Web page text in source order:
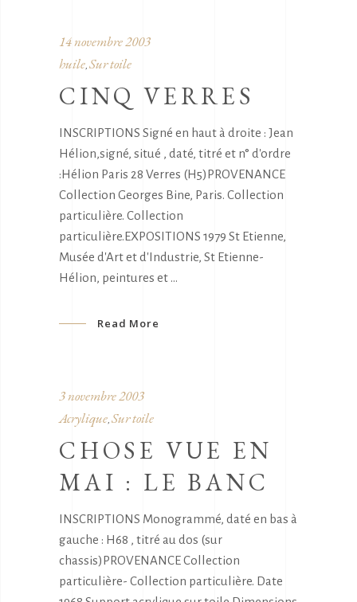
14 novembre 2003
huile Sur toile
CINQ VERRES
INSCRIPTIONS Signé en haut à droite : Jean
Hélion,signé, situé , daté, titré et n° d'ordre
:Hélion Paris 28 Verres (H5)PROVENANCE
Collection Georges Bine, Paris. Collection
particulière. Collection
particulière.EXPOSITIONS 1979 St Etienne,
Musée d'Art et d'Industrie, St Etienne-
Hélion, peintures et
Read More
3 novembre 2003
Acrylique, Sur toile
CHOSE VUE EN
MAI : LE BANC
INSCRIPTIONS Monogrammé, daté en bas à
gauche : H68 , titré au dos (sur
chassis)PROVENANCE Collection
particulière- Collection particulière. Date